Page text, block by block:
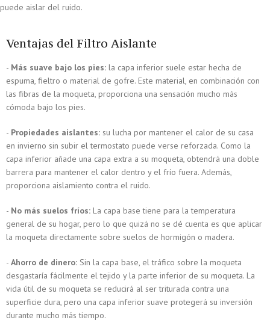
puede aislar del ruido.
Ventajas del Filtro Aislante
- Más suave bajo los pies: la capa inferior suele estar hecha de
espuma, fieltro o material de gofre. Este material, en combinación con
las fibras de la moqueta, proporciona una sensación mucho más
cómoda bajo los pies.
- Propiedades aislantes: su lucha por mantener el calor de su casa
en invierno sin subir el termostato puede verse reforzada. Como la
capa inferior añade una capa extra a su moqueta, obtendrá una doble
barrera para mantener el calor dentro y el frío fuera. Además,
proporciona aislamiento contra el ruido.
- No más suelos fríos: La capa base tiene para la temperatura
general de su hogar, pero lo que quizá no se dé cuenta es que aplicar
la moqueta directamente sobre suelos de hormigón o madera.
- Ahorro de dinero: Sin la capa base, el tráfico sobre la moqueta
desgastaría fácilmente el tejido y la parte inferior de su moqueta. La
vida útil de su moqueta se reducirá al ser triturada contra una
superficie dura, pero una capa inferior suave protegerá su inversión
durante mucho más tiempo.